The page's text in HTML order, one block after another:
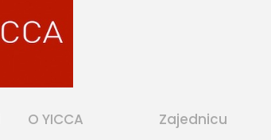
O YICCA Zajednicu